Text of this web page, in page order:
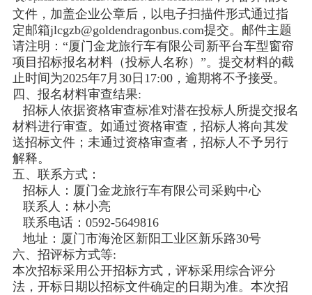
文件，加盖企业公章后，以电子扫描件形式通过指
定邮箱jlcgzb@goldendragonbus.com提交。邮件主题
请注明：“厦门金龙旅行车有限公司新平台车型窗帘
项目招标报名材料（投标人名称）”。提交材料的截
止时间为2025年7月30日17:00，逾期将不予接受。
四、报名材料审查结果:
招标人依据资格审查标准对潜在投标人所提交报名
材料进行审查。如通过资格审查，招标人将向其发
送招标文件；未通过资格审查者，招标人不予另行
解释。
五、联系方式：
招标人：厦门金龙旅行车有限公司采购中心
联系人：林小亮
联系电话：0592-5649816
地址：厦门市海沧区新阳工业区新乐路30号
六、招评标方式等:
本次招标采用公开招标方式，评标采用综合评分
法，开标日期以招标文件确定的日期为准。本次招